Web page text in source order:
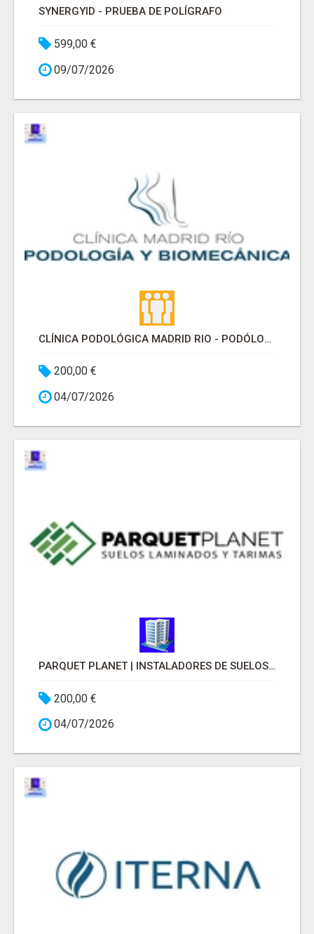
SYNERGYID - PRUEBA DE POLÍGRAFO
599,00 €
09/07/2026
CLÍNICA PODOLÓGICA MADRID RIO - PODÓLOGO EN CARABANCHEL
200,00 €
04/07/2026
PARQUET PLANET | INSTALADORES DE SUELOS DE PARQUET
200,00 €
04/07/2026